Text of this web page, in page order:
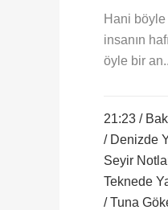
Hani böyle
insanın
öyle bir
21:23 /
/ Denizde
Seyir
Teknede
/ Tuna